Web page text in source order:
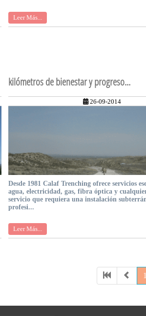
Leer Más...
kilómetros de bienestar y progreso...
26-09-2014
Desde 1981 Calaf Trenching ofrece servicios
agua, electricidad, gas, fibra óptica y
servicio que requiera una instalación
profesi...
Leer Más...
1